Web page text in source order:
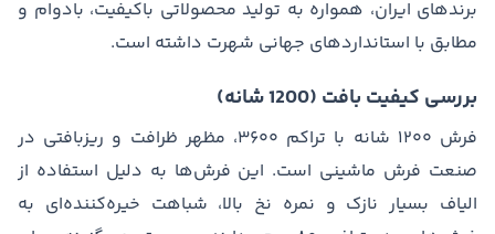
برندهای ایران، همواره به تولید محصولاتی باکیفیت، بادوام و
مطابق با استانداردهای جهانی شهرت داشته است.
بررسی کیفیت بافت (1200 شانه)
فرش ۱۲۰۰ شانه با تراکم ۳۶۰۰، مظهر ظرافت و ریزبافتی در
صنعت فرش ماشینی است. این فرش‌ها به دلیل استفاده از
الیاف بسیار نازک و نمره نخ بالا، شباهت خیره‌کننده‌ای به